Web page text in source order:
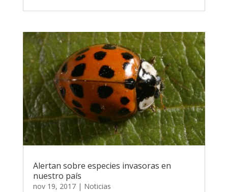
Alertan sobre especies invasoras en
nuestro país
nov 19, 2017| Noticias